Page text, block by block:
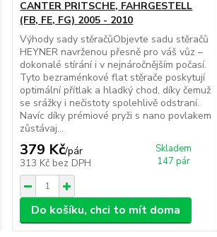
CANTER PRITSCHE, FAHRGESTELL
(FB, FE, FG) 2005 - 2010
Výhody sady stěračůObjevte sadu stěračů
HEYNER navrženou přesně pro váš vůz –
dokonalé stírání i v nejnáročnějším počasí.
Tyto bezraménkové flat stěrače poskytují
optimální přítlak a hladký chod, díky čemuž
se srážky i nečistoty spolehlivě odstraní.
Navíc díky prémiové pryži s nano povlakem
zůstávaj...
379 Kč/pár
313 Kč bez DPH
Skladem
147 pár
Do košíku, chci to mít doma